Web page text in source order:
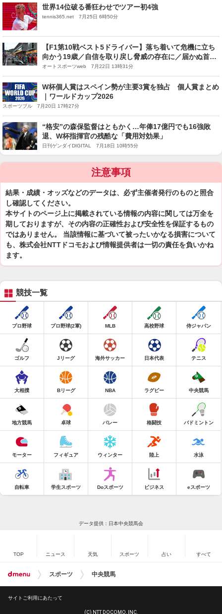
世界14位破る番狂わせでツアー初4強
tennis365.net 7月25日 6時50分
【F1第10戦ベスト5ドライバー】落ち着いて危機に立ち
向かう19歳／自信を取り戻し脅威の存在に／届かぬ首位
を諦めない
オートスポーツweb 7月22日 13時31分
W杯個人賞はスペイン勢が主要3賞を独占 個人賞まとめ
｜ワールドカップ2026
スポーツブル 7月20日 17時27分
“格安”の森保監督はともかく…年俸17億円でも16強敗
退、W杯指揮官の残酷な「費用対効果」
日刊ゲンダイDIGITAL 7月18日 10時55分
注意事項
結果・成績・オッズなどのデータは、必ず主催者発行のものと照合
し確認してください。
本サイトのページ上に掲載されている情報の内容に関しては万全を
期しておりますが、その内容の正確性および安全性を保証するもの
ではありません。 当該情報に基づいて被ったいかなる損害について
も、株式会社NTTドコモおよび情報提供者は一切の責任を負いかね
ます。
競技一覧
プロ野球 プロ野球(2軍) MLB 高校野球 侍ジャパン
ゴルフ Jリーグ 海外サッカー 日本代表 テニス
大相撲 Bリーグ NBA ラグビー 中央競馬
地方競馬 卓球 バレー 格闘技 バドミントン
モーター フィギュア ウィンター 陸上 水泳
自転車 学生スポーツ Doスポーツ ビジネス eスポーツ
データ提供：日本中央競馬会
TOP ニュース 天気 スポーツ 占い すべて
スポーツ 中央競馬
サイトご利用にあたって
(C) NTT DOCOMO, INC.